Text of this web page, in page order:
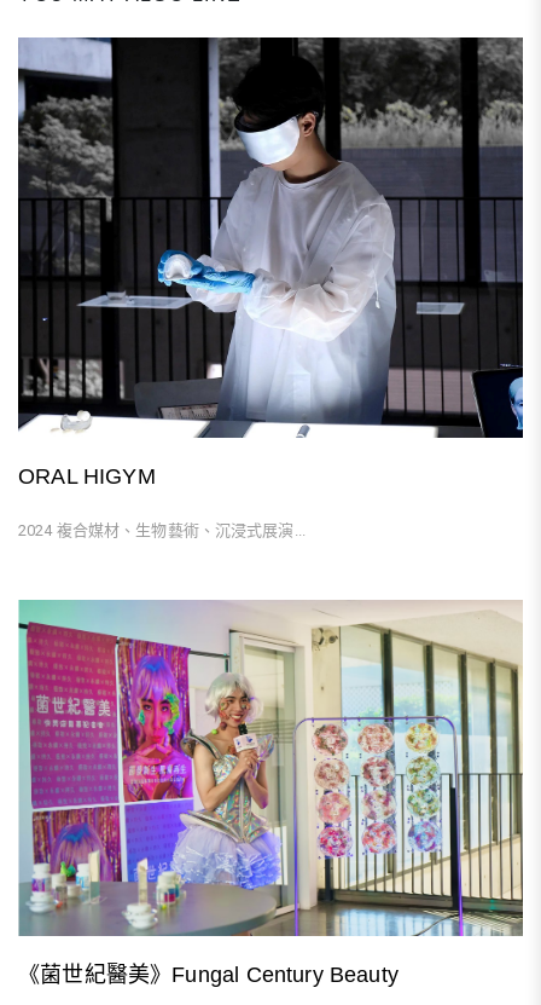
ORAL HIGYM
2024 複合媒材、生物藝術、沉浸式展演...
《菌世紀醫美》Fungal Century Beauty